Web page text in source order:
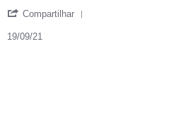
Compartilhar
19/09/21